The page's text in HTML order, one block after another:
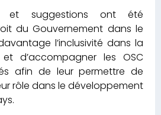
et suggestions ont été
du Gouvernement dans le
l’inclusivité dans la
d’accompagner les OSC
afin de leur permettre de
rôle dans le développement